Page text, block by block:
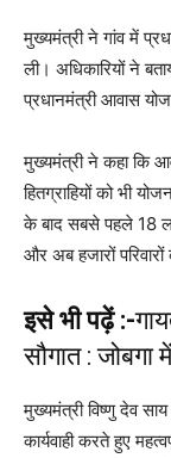
मुख्यमंत्री ने गांव में
ली। अधिकारियों ने
प्रधानमंत्री आवास
मुख्यमंत्री ने कहा कि
हितग्राहियों को भी
के बाद सबसे पहले 18
और अब हजारों
इसे भी पढ़ें :-
सौगात : जोबगा
मुख्यमंत्री विष्णु देव
कार्यवाही करते हुए